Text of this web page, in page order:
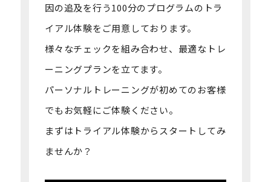
因の追及を行う100分のプログラムの トラ
イアル体験をご用意しております。
様々なチェックを組み合わせ、最適なトレ
ーニングプランを立てます。
パーソナルトレーニングが初めてのお客様
でもお気軽にご体験ください。
まずはトライアル体験からスタートしてみ
ませんか？